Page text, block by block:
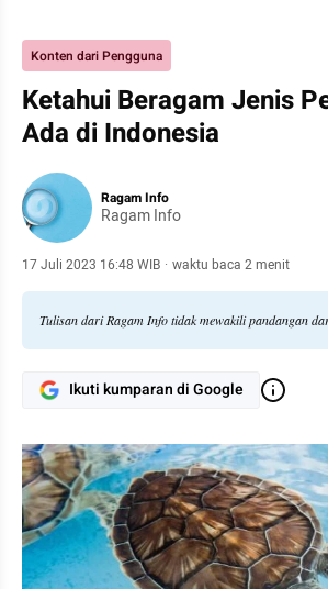
Konten dari Pengguna
Ketahui Beragam Jenis
Ada di Indonesia
Ragam Info
Ragam Info
17 Juli 2023 16:48 WIB · waktu baca 2 menit
Tulisan dari Ragam Info tidak mewakili pandangan
Ikuti kumparan di Google